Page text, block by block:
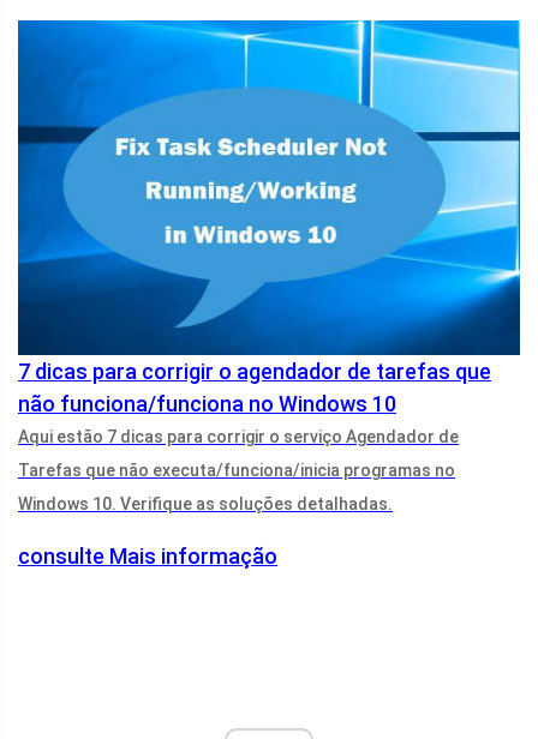
7 dicas para corrigir o agendador de tarefas que
não funciona/funciona no Windows 10
Aqui estão 7 dicas para corrigir o serviço Agendador de
Tarefas que não executa/funciona/inicia programas no
Windows 10. Verifique as soluções detalhadas.
consulte Mais informação